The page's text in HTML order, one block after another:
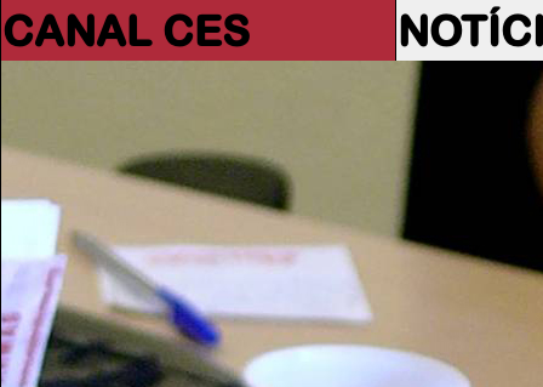
CANAL CES